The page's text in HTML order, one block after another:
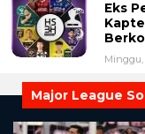
Eks
Minggu,
Major League